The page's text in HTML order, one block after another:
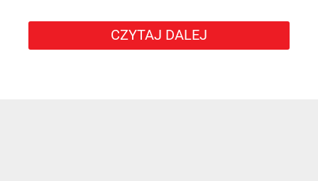
CZYTAJ DALEJ